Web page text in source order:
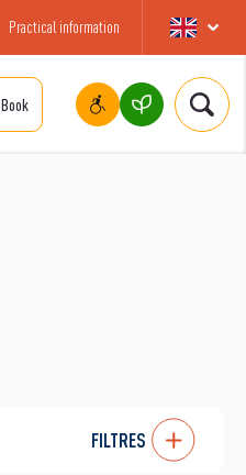
Practical information
Book
FILTRES